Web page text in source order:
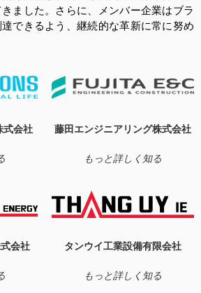
ました。さらに、メンバー企業はブラ
できるよう、継続的な革新に常に努め
式会社 藤田エンジニアリング株式会社
もっと詳しく知る
会社 タンウイ工業設備有限会社
もっと詳しく知る